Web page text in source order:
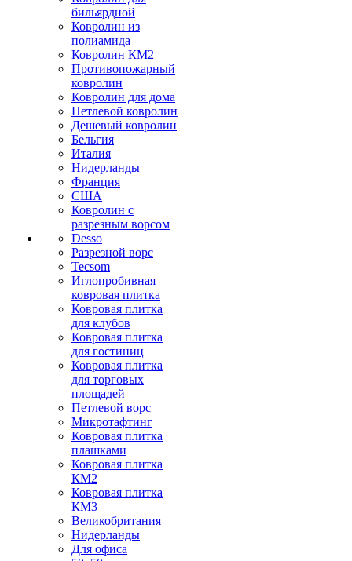
бильярдной
Ковролин из
полиамида
Ковролин КМ2
Противопожарный
ковролин
Ковролин для дома
Петлевой ковролин
Дешевый ковролин
Бельгия
Италия
Нидерланды
Франция
США
Ковролин с
разрезным ворсом
Desso
Разрезной ворс
Tecsom
Иглопробивная
ковровая плитка
Ковровая плитка
для клубов
Ковровая плитка
для гостиниц
Ковровая плитка
для торговых
площадей
Петлевой ворс
Микротафтинг
Ковровая плитка
плашками
Ковровая плитка
КМ2
Ковровая плитка
КМ3
Великобритания
Нидерланды
Для офиса